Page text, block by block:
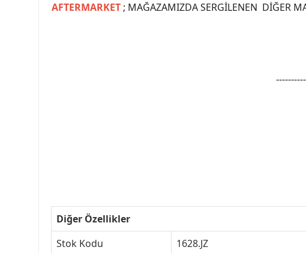
AFTERMARKET ; MAĞAZAMIZDA SERGİLENEN DİĞER
Diğer Özellikler
Stok Kodu
1628.JZ